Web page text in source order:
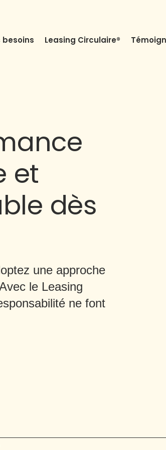
besoins Leasing Circulaire®
et
dès
une approche
le Leasing
ne font